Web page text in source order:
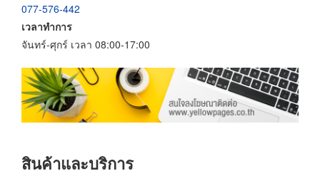
077-576-442
เวลาทำการ
จันทร์-ศุกร์ เวลา 08:00-17:00
สินค้าและบริการ